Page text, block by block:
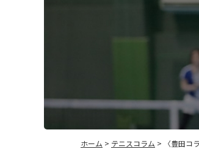
ホーム > テニスコラム > 〈豊田コ